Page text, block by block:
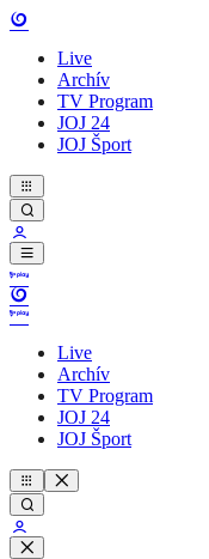
Live
Archív
TV Program
JOJ 24
JOJ Šport
Live
Archív
TV Program
JOJ 24
JOJ Šport